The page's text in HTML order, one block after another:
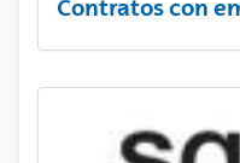
Contratos con